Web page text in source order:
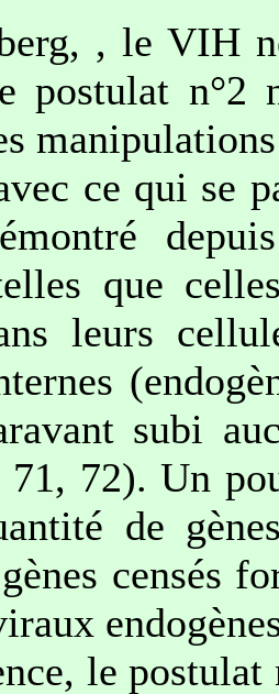
, le VIH
postulat n°2
ce qui se
que
leurs
subi
72). Un
de
censés
le